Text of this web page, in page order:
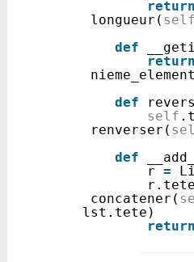
return
longueur( self
def
return
def
self
renverser(
def
r =
concatener(
lst.tete)
return